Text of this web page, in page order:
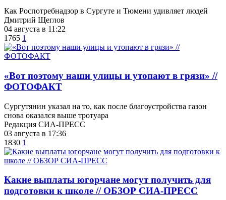
Как Роспотребнадзор в Сургуте и Тюмени удивляет людей
Дмитрий Щеглов
04 августа в 11:22
1765 1
«Вот поэтому наши улицы и утопают в грязи» //
ФОТОФАКТ
Сургутянин указал на то, как после благоустройства газон
снова оказался выше тротуара
Редакция СИА-ПРЕСС
03 августа в 17:36
1830 1
Какие выплаты югорчане могут получить для
подготовки к школе // ОБЗОР СИА-ПРЕСС